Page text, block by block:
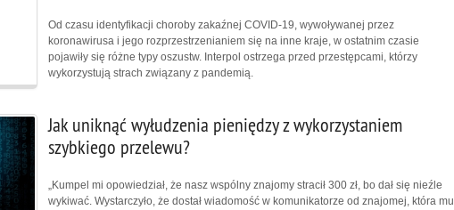
Od czasu identyfikacji choroby zakaźnej COVID-19, wywoływanej przez
koronawirusa i jego rozprzestrzenianiem się na inne kraje, w ostatnim czasie
pojawiły się różne typy oszustw. Interpol ostrzega przed przestępcami, którzy
wykorzystują strach związany z pandemią.
Jak uniknąć wyłudzenia pieniędzy z wykorzystaniem
szybkiego przelewu?
„Kumpel mi opowiedział, że nasz wspólny znajomy stracił 300 zł, bo dał się nieźle
wykiwać. Wystarczyło, że dostał wiadomość w komunikatorze od znajomej, która mu